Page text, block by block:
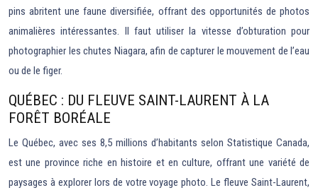
pins abritent une faune diversifiée, offrant des opportunités de photos
animalières intéressantes. Il faut utiliser la vitesse d’obturation pour
photographier les chutes Niagara, afin de capturer le mouvement de l’eau
ou de le figer.
QUÉBEC : DU FLEUVE SAINT-LAURENT À LA
FORÊT BORÉALE
Le Québec, avec ses 8,5 millions d’habitants selon Statistique Canada,
est une province riche en histoire et en culture, offrant une variété de
paysages à explorer lors de votre voyage photo. Le fleuve Saint-Laurent,